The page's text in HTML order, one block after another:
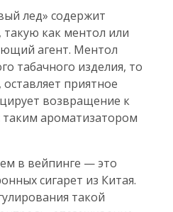
лед» содержит
как ментол или
агент. Ментол
табачного изделия, то
приятное
возвращение к
таким ароматизатором
в вейпинге — это
сигарет из Китая.
такой